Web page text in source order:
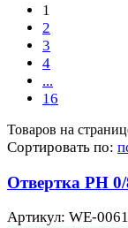
1
2
3
4
...
16
Товаров на
Сортировать по:
Отвертка PH
Артикул: WE-